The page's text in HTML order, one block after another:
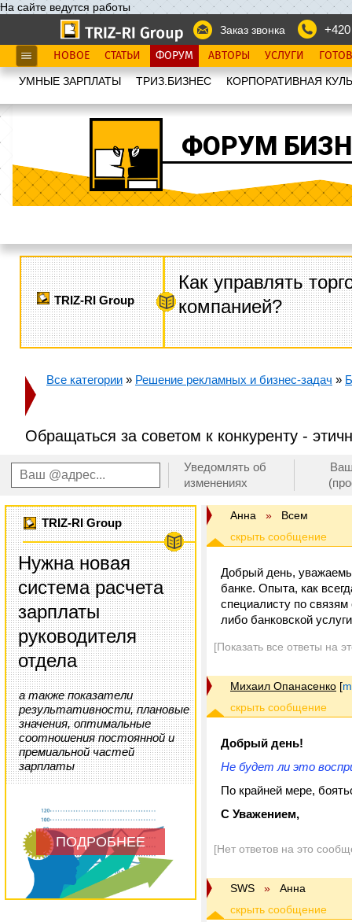
На сайте ведутся работы
Заказ звонка
НОВОЕ СТАТЬИ ФОРУМ АВТОРЫ УСЛУГИ
УМНЫЕ ЗАРПЛАТЫ ТРИЗ.БИЗНЕС КОРПОРАТИВНАЯ
ФОРУМ
TRIZ-RI Group
Как управлять
компанией?
Все категории » Решение рекламных и бизнес-задач »
Обращаться за советом к конкуренту -
Уведомлять об
изменениях
TRIZ-RI Group
Нужна новая
система расчета
зарплаты
руководителя
отдела
а также показатели
результативности, плановые
значения, оптимальные
соотношения постоянной и
премиальной частей
зарплаты
ПОДРОБНЕЕ
Анна » Всем
Добрый день,
банке. Опыта, как
специалисту по
либо банковской
[Показать все ответы на
Михаил Опанасенко [
Добрый день!
Не будет ли это
По крайней мере,
С Уважением,
[Нет ответов на это
SWS » Анна